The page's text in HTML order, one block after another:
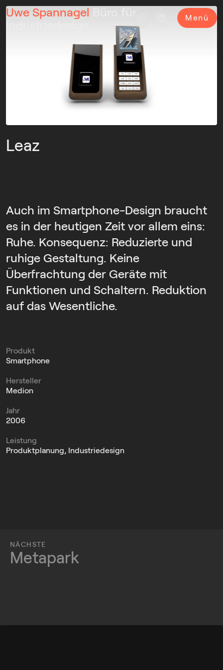
Uwe Spannagel Menü
Leaz
Auch im Smartphone-Design braucht
es in der heutigen Zeit vor allem eins:
Ruhe. Konsequenz: Reduzierte und
ruhige Gestaltung. Keine
Überfrachtung der Geräte mit
Funktionen und Schaltern. Reduktion
auf das Wesentliche.
Produkt
Smartphone
Hersteller
Medion
Jahr
2006
Leistung
Produktplanung, Industriedesign
NÄCHSTE
Metapark